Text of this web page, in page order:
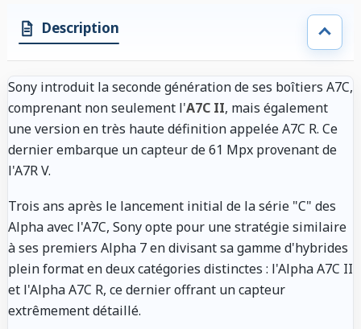
Description
Sony introduit la seconde génération de ses boîtiers A7C,
comprenant non seulement l'A7C II, mais également
une version en très haute définition appelée A7C R. Ce
dernier embarque un capteur de 61 Mpx provenant de
l'A7R V.
Trois ans après le lancement initial de la série "C" des
Alpha avec l'A7C, Sony opte pour une stratégie similaire
à ses premiers Alpha 7 en divisant sa gamme d'hybrides
plein format en deux catégories distinctes : l'Alpha A7C II
et l'Alpha A7C R, ce dernier offrant un capteur
extrêmement détaillé.